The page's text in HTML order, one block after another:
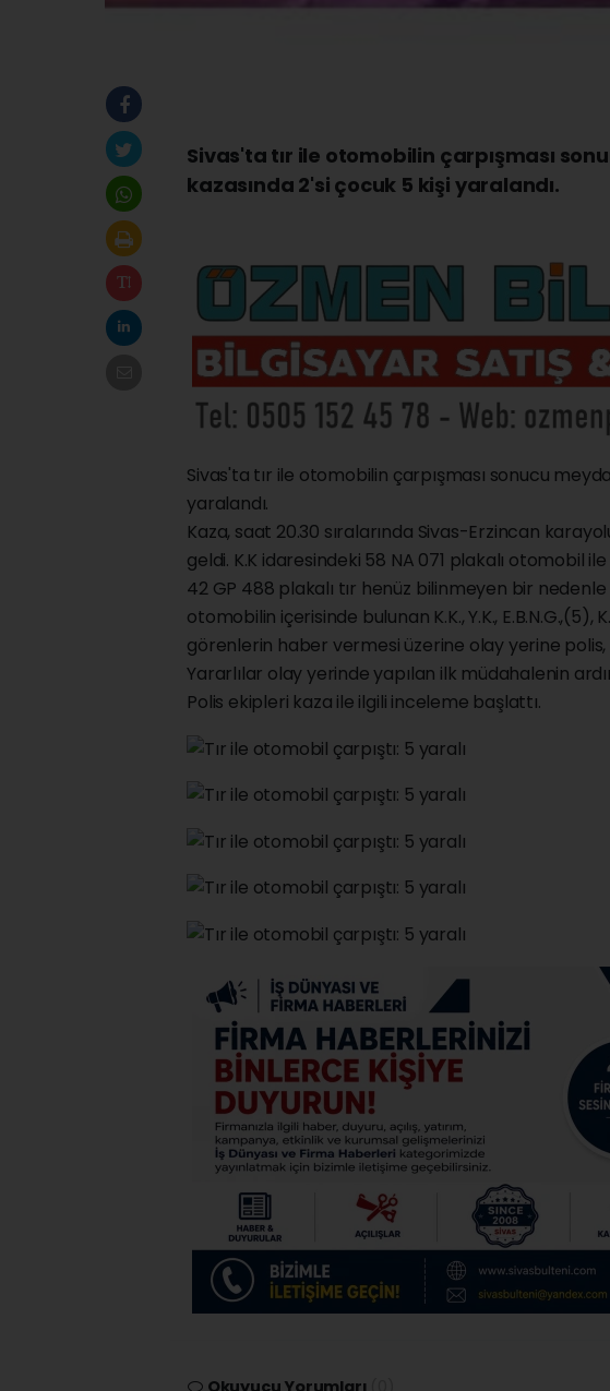
Sivas'ta tır ile otomobilin çarpışması
kazasında 2'si çocuk 5 kişi yaralandı.
Sivas'ta tır ile otomobilin çarpışması sonucu
yaralandı.
Kaza, saat 20.30 sıralarında Sivas-Erzincan
geldi. K.K idaresindeki 58 NA 071 plakalı otomobil
42 GP 488 plakalı tır henüz bilinmeyen bir
otomobilin içerisinde bulunan K.K., Y.K., E.B.N.G.,(5),
görenlerin haber vermesi üzerine olay yerine
Yararlılar olay yerinde yapılan ilk müdahalenin
Polis ekipleri kaza ile ilgili inceleme başlattı.